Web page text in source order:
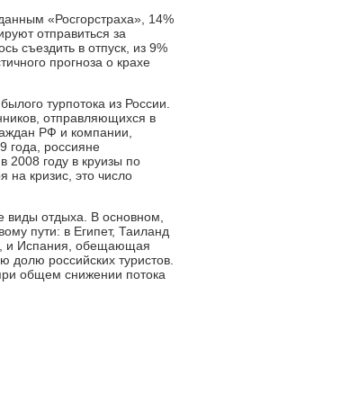
«Росгорстраха», 14%
отправиться за
съездить в отпуск, из 9%
прогноза о крахе
турпотока из России.
отправляющихся в
РФ и компании,
года, россияне
2008 году в круизы по
на кризис, это число
виды отдыха. В основном,
пути: в Египет, Таиланд
и Испания, обещающая
российских туристов.
общем снижении потока